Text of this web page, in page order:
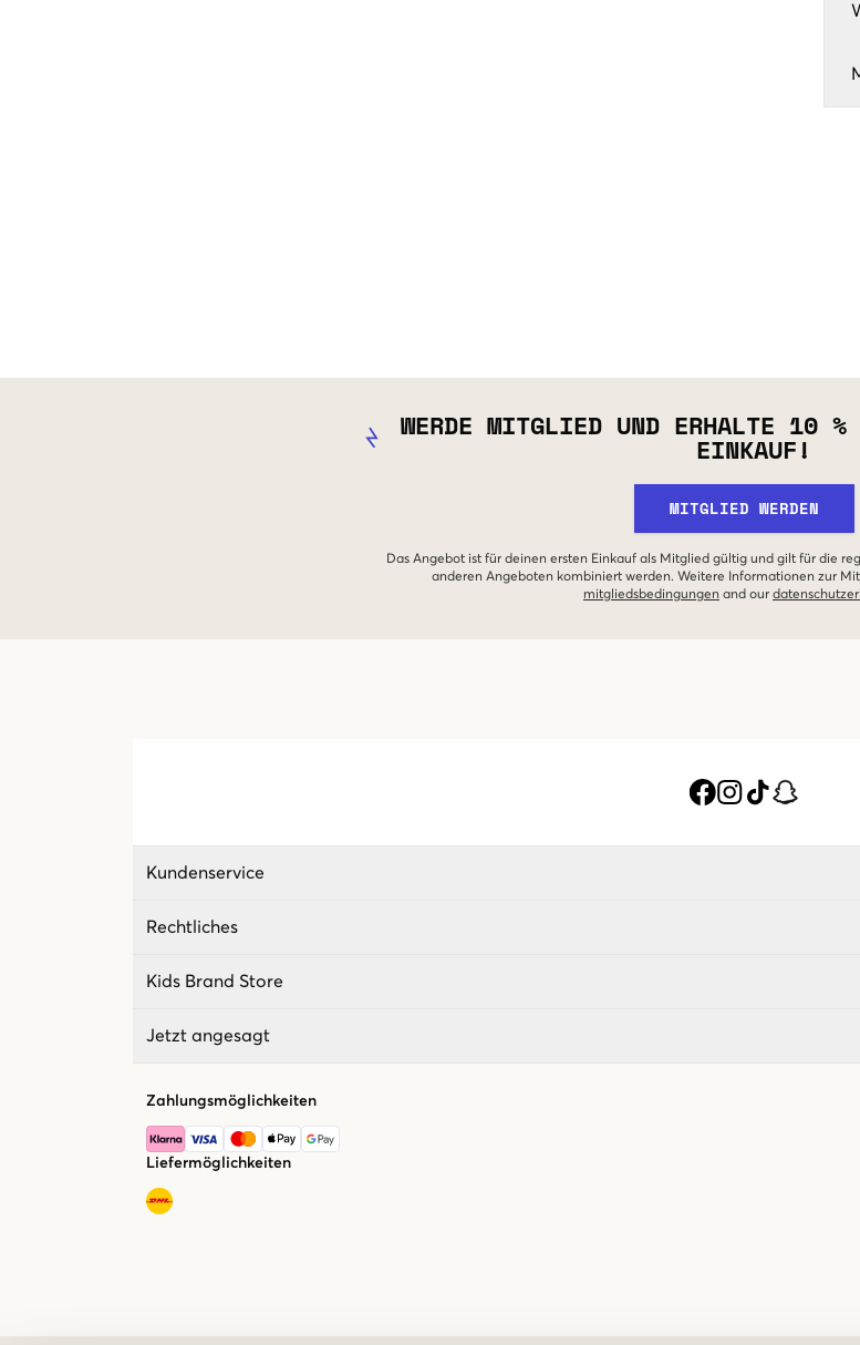
WERDE MITGLIED UND ERHALTE 10
EINKAUF!
MITGLIED WERDEN
Das Angebot ist für deinen ersten Einkauf als Mitglied gültig und gilt für die
anderen Angeboten kombiniert werden. Weitere Informationen zur
mitgliedsbedingungen and our
Kundenservice
Rechtliches
Kids Brand Store
Jetzt angesagt
Zahlungsmöglichkeiten
Liefermöglichkeiten